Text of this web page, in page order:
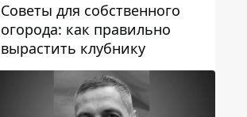
Советы для собственного
огорода: как правильно
вырастить клубнику